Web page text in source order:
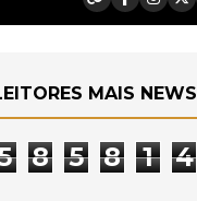
MAIS NEWS
8 5 8 1 4